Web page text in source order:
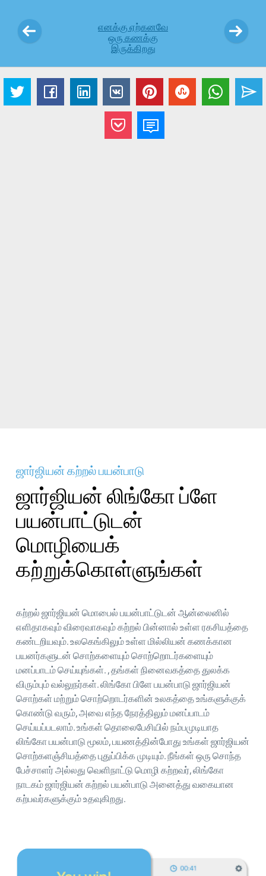
எனக்கு ஏற்கனவே
ஒரு கணக்கு
இருக்கிறது
ஜார்ஜியன் கற்றல் பயன்பாடு
ஜார்ஜியன் லிங்கோ ப்ளே
பயன்பாட்டுடன்
மொழியைக்
கற்றுக்கொள்ளுங்கள்
கற்றல் ஜார்ஜியன் மொபைல் பயன்பாட்டுடன் ஆன்லைனில்
எளிதாகவும் விரைவாகவும் கற்றல் பின்னால் உள்ள ரகசியத்தை
கண்டறியவும். உலகெங்கிலும் உள்ள மில்லியன் கணக்கான
பயனர்களுடன் சொற்களையும் சொற்றொடர்களையும்
மனப்பாடம் செய்யுங்கள். , தங்கள் நினைவகத்தை துலக்க
விரும்பும் வல்லுநர்கள். லிங்கோ பிளே பயன்பாடு ஜார்ஜியன்
சொற்கள் மற்றும் சொற்றொடர்களின் உலகத்தை உங்களுக்குக்
கொண்டு வரும், அவை எந்த நேரத்திலும் மனப்பாடம்
செய்யப்படலாம். உங்கள் தொலைபேசியில் நம்பமுடியாத
லிங்கோ பயன்பாடு மூலம், பயணத்தின்போது உங்கள் ஜார்ஜியன்
சொற்களஞ்சியத்தை புதுப்பிக்க முடியும். நீங்கள் ஒரு சொந்த
பேச்சாளர் அல்லது வெளிநாட்டு மொழி கற்றவர், லிங்கோ
நாடகம் ஜார்ஜியன் கற்றல் பயன்பாடு அனைத்து வகையான
கற்பவர்களுக்கும் உதவுகிறது.